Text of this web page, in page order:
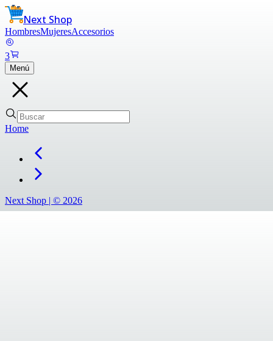
Next Shop
HombresMujeresAccesorios
3
Menú
Home
Next Shop | © 2026